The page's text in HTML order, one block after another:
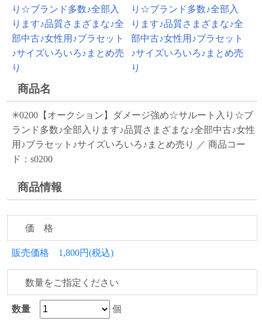
商品名
✳︎0200【オークション】ダメージ強め☆サルート入り☆ブ
ランド多数♪全部入ります♪品質さまざまな♪全部中古♪女性
用♪ブラセット♪サイズいろいろ♪まとめ売り ／ 商品コー
ド：s0200
商品情報
価 格
販売価格 1,800円(税込)
数量をご指定ください
数量 個